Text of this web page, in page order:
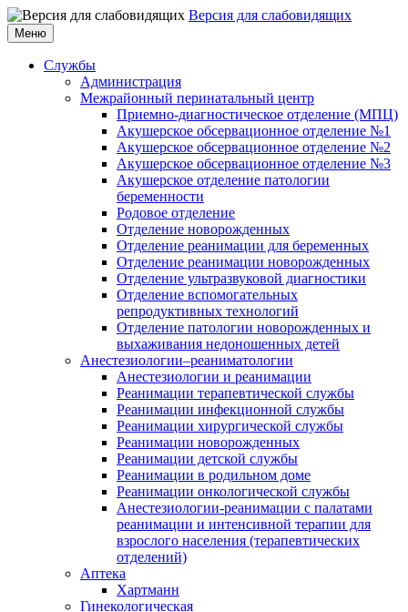
Версия для слабовидящих
Меню
Службы
Администрация
Межрайонный перинатальный центр
Приемно-диагностическое отделение (МПЦ)
Акушерское обсервационное отделение №1
Акушерское обсервационное отделение №2
Акушерское обсервационное отделение №3
Акушерское отделение патологии
беременности
Родовое отделение
Отделение новорожденных
Отделение реанимации для беременных
Отделение реанимации новорожденных
Отделение ультразвуковой диагностики
Отделение вспомогательных
репродуктивных технологий
Отделение патологии новорожденных и
выхаживания недоношенных детей
Анестезиологии–реаниматологии
Анестезиологии и реанимации
Реанимации терапевтической службы
Реанимации инфекционной службы
Реанимации хирургической службы
Реанимации новорожденных
Реанимации детской службы
Реанимации в родильном доме
Реанимации онкологической службы
Анестезиологии-реанимации с палатами
реанимации и интенсивной терапии для
взрослого населения (терапевтических
отделений)
Аптека
Хартманн
Гинекологическая